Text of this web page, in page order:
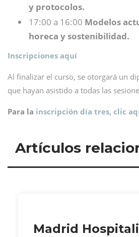
y protocolos.
17:00 a 16:00 Modelos
horeca y sostenibilidad.
Inscripciones aquí
Al finalizar el curso, se otorgará un
que hayan asistido a todas las
Para la inscripción día tres, clic
Artículos
Madrid